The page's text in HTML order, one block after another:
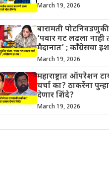
March 19, 2026
बारामती
‘पवार गट लढला नाही
मैदानात’ ; काँग्रेसचा
March 19, 2026
महाराष्ट्रात ऑपरेशन
चर्चा का? ठाकरेंना
देणार शिंदे?
March 19, 2026